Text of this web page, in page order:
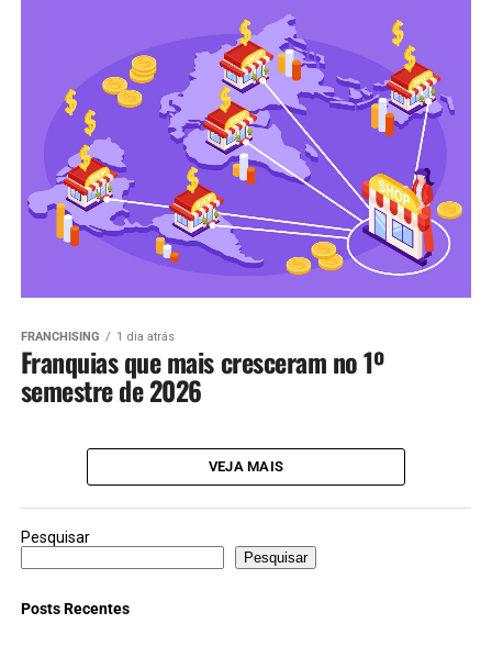
FRANCHISING 1 dia atrás
Franquias que mais cresceram no 1º
semestre de 2026
VEJA MAIS
Pesquisar
Pesquisar
Posts Recentes